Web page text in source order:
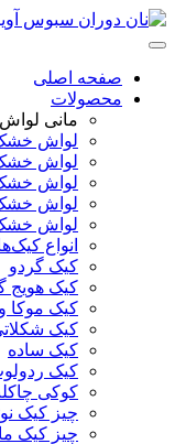
صفحه اصلی
محصولات
مانی لواش
لواش
لواش خشک
لواش
لواش
لواش خشک
انواع
کیک گردو
کیک هویج
کیک موکا
کیک
کیک ساده
کیک
کوکی
چیز کیک
چیز کیک